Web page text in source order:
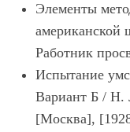
Элементы
Работник
Испытание
Вариант Б / Н.
[Москва],